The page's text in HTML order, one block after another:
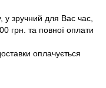
у зручний для Вас час,
грн. та повної оплати
оплачується